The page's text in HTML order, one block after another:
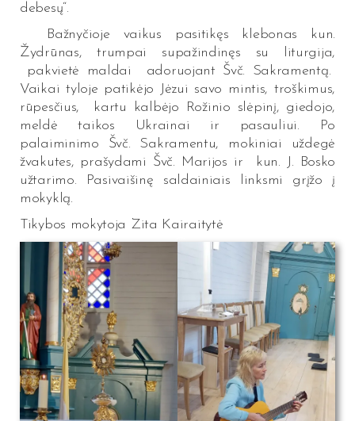
debesų“.
Bažnyčioje vaikus pasitikęs klebonas kun.
Žydrūnas, trumpai supažindinęs su liturgija,
pakvietė maldai adoruojant Švč. Sakramentą.
Vaikai tyloje patikėjo Jėzui savo mintis, troškimus,
rūpesčius, kartu kalbėjo Rožinio slėpinį, giedojo,
meldė taikos Ukrainai ir pasauliui. Po
palaiminimo Švč. Sakramentu, mokiniai uždegė
žvakutes, prašydami Švč. Marijos ir kun. J. Bosko
užtarimo. Pasivaišinę saldainiais linksmi grįžo į
mokyklą.
Tikybos mokytoja Zita Kairaitytė